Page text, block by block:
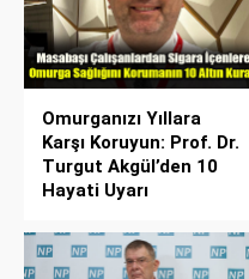
Omurganızı Yıllara
Karşı Koruyun: Prof. Dr.
Turgut Akgül’den 10
Hayati Uyarı